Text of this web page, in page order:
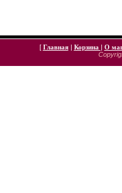
[ Главная| Корзина | О